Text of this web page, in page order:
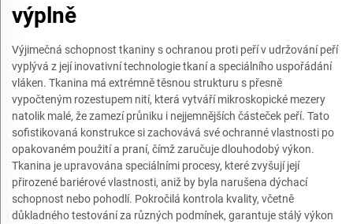
výplně
Výjimečná schopnost tkaniny s ochranou proti peří v udržování peří
vyplývá z její inovativní technologie tkaní a speciálního uspořádání
vláken. Tkanina má extrémně těsnou strukturu s přesně
vypočteným rozestupem nití, která vytváří mikroskopické mezery
natolik malé, že zamezí průniku i nejjemnějších částeček peří. Tato
sofistikovaná konstrukce si zachovává své ochranné vlastnosti po
opakovaném použití a praní, čímž zaručuje dlouhodobý výkon.
Tkanina je upravována speciálními procesy, které zvyšují její
přirozené bariérové vlastnosti, aniž by byla narušena dýchací
schopnost nebo pohodlí. Pokročilá kontrola kvality, včetně
důkladného testování za různých podmínek, garantuje stálý výkon